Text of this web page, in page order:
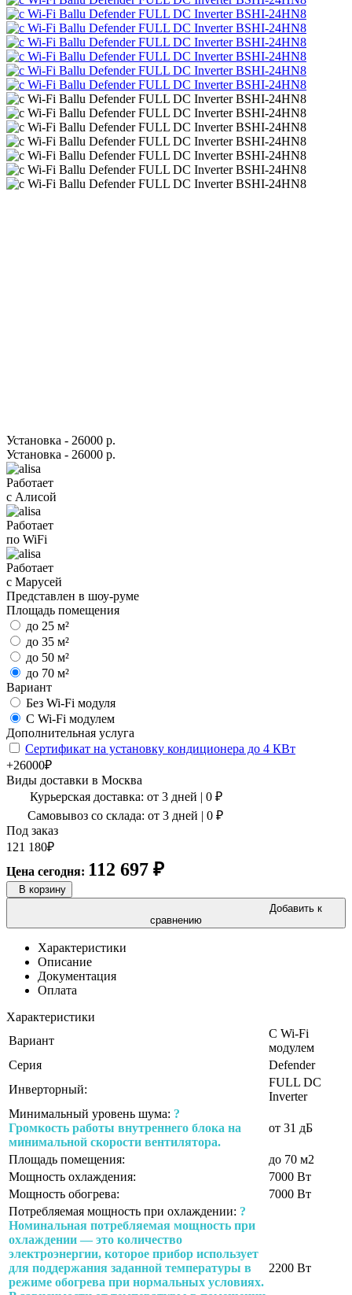
Установка - 26000 р.
Установка - 26000 р.
Работает
с Алисой
Работает
по WiFi
Работает
с Марусей
Представлен в шоу-руме
Площадь помещения
до 25 м²
до 35 м²
до 50 м²
до 70 м²
Вариант
Без Wi-Fi модуля
С Wi-Fi модулем
Дополнительная услуга
Сертификат на установку кондиционера до 4 КВт
+26000₽
Виды доставки в Москва
Курьерская доставка: от 3 дней | 0 ₽
Самовывоз со склада: от 3 дней | 0 ₽
Под заказ
121 180₽
Цена сегодня: 112 697 ₽
В корзину
Добавить к
сравнению
Характеристики
Описание
Документация
Оплата
Характеристики
Вариант
С Wi-Fi
модулем
Серия
Defender
Инверторный:
FULL DC
Inverter
Минимальный уровень шума: ?
Громкость работы внутреннего блока на
минимальной скорости вентилятора.
от 31 дБ
Площадь помещения:
до 70 м2
Мощность охлаждения:
7000 Вт
Мощность обогрева:
7000 Вт
Потребляемая мощность при охлаждении: ?
Номинальная потребляемая мощность при
охлаждении — это количество
электроэнергии, которое прибор использует
для поддержания заданной температуры в
режиме обогрева при нормальных условиях.
2200 Вт